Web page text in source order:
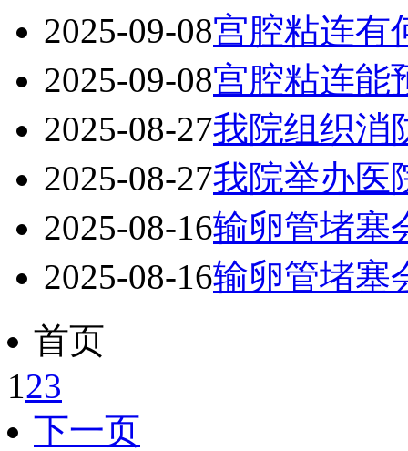
2025-09-08宫腔粘连有
2025-09-08宫腔粘连能
2025-08-27我院组织消
2025-08-27我院举办医
2025-08-16输卵管堵塞
2025-08-16输卵管堵塞
首页
1 23
下一页